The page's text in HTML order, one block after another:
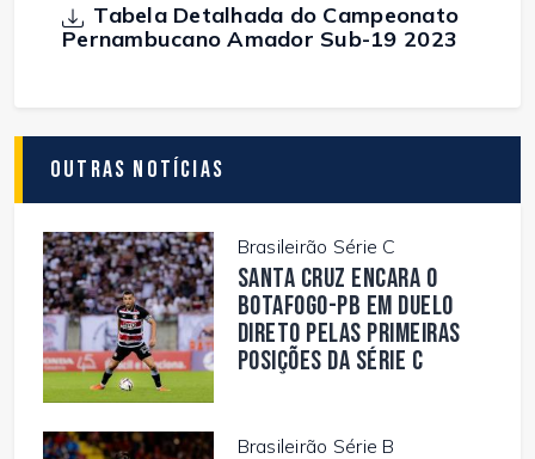
Tabela Detalhada do Campeonato
Pernambucano Amador Sub-19 2023
Outras Notícias
Brasileirão Série C
Santa Cruz encara o
Botafogo-PB em duelo
direto pelas primeiras
posições da Série C
Brasileirão Série B